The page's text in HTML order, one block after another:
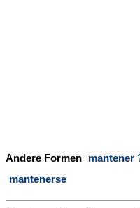
Andere Formen mantener
mantenerse